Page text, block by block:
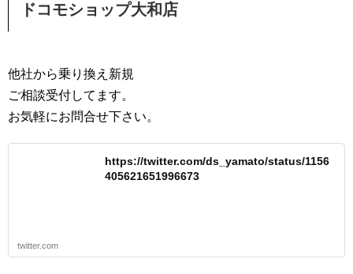
ドコモショップ大和店
他社から乗り換え新規
ご相談受付してます。
お気軽にお問合せ下さい。
https://twitter.com/ds_yamato/status/1156
405621651996673
twitter.com